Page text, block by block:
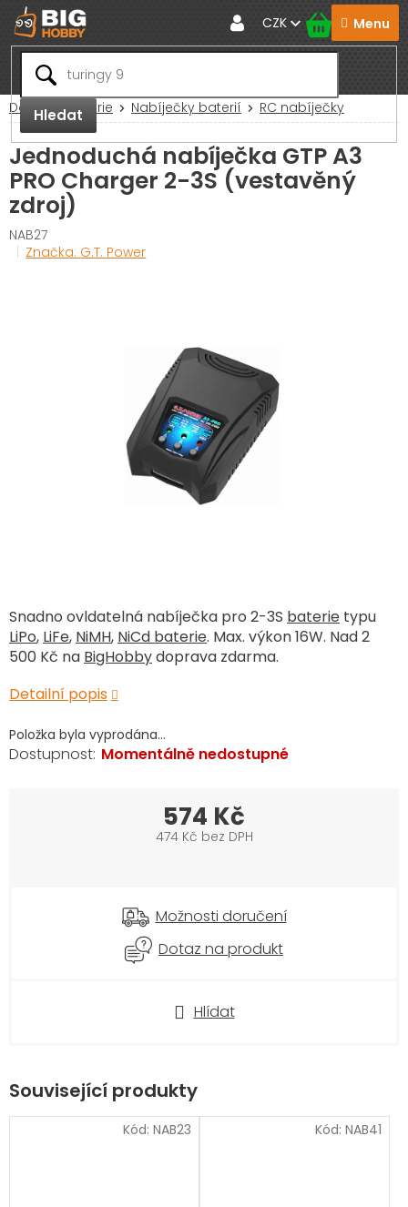
Přejít
na
obsah
Hledat
CZK
Domů Baterie Nabíječky baterií RC nabíječky
Jednoduchá nabíječka GTP A3
PRO Charger 2-3S (vestavěný
zdroj)
NAB27
Značka: G.T. Power
Položka byla vyprodána…
Snadno ovldatelná nabíječka pro 2-3S baterie typu
LiPo, LiFe, NiMH, NiCd baterie. Max. výkon 16W. Nad 2
500 Kč na BigHobbydoprava zdarma.
Detailní popis
Hlídat
Momentálně nedostupné
574 Kč
474 Kč bez DPH
Možnosti doručení
Dotaz na produkt
Související produkty
Kód: NAB23 Kód: NAB41